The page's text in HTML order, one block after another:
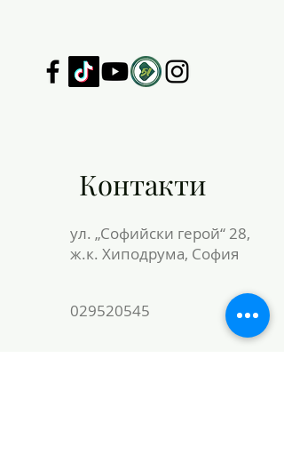
Контакти
ул. „Софийски герой“ 28,
ж.к. Хиподрума, София
029520545